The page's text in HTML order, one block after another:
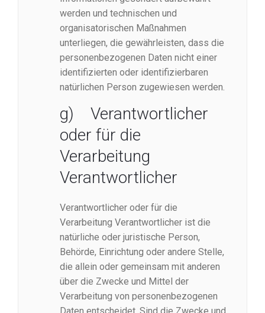
werden und technischen und
organisatorischen Maßnahmen
unterliegen, die gewährleisten, dass die
personenbezogenen Daten nicht einer
identifizierten oder identifizierbaren
natürlichen Person zugewiesen werden.
g) Verantwortlicher
oder für die
Verarbeitung
Verantwortlicher
Verantwortlicher oder für die
Verarbeitung Verantwortlicher ist die
natürliche oder juristische Person,
Behörde, Einrichtung oder andere Stelle,
die allein oder gemeinsam mit anderen
über die Zwecke und Mittel der
Verarbeitung von personenbezogenen